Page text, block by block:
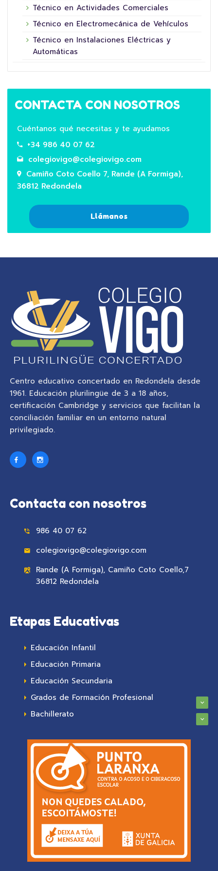
Técnico en Actividades Comerciales
Técnico en Electromecánica de Vehículos
Técnico en Instalaciones Eléctricas y
Automáticas
CONTACTA CON NOSOTROS
Cuéntanos qué necesitas y te ayudamos
+34 986 40 07 62
colegiovigo@colegiovigo.com
Camiño Coto Coello 7, Rande (A Formiga),
36812 Redondela
Llámanos
Centro educativo concertado en Redondela desde
1961. Educación plurilingüe de 3 a 18 años,
certificación Cambridge y servicios que facilitan la
conciliación familiar en un entorno natural
privilegiado.
Contacta con nosotros
986 40 07 62
colegiovigo@colegiovigo.com
Rande (A Formiga), Camiño Coto Coello,7
36812 Redondela
Etapas Educativas
Educación Infantil
Educación Primaria
Educación Secundaria
Grados de Formación Profesional
Bachillerato